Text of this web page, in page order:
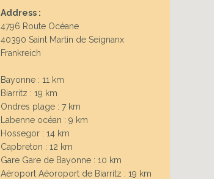
Address :
4796 Route Océane
40390 Saint Martin de Seignanx
Frankreich
Bayonne : 11 km
Biarritz : 19 km
Ondres plage : 7 km
Labenne océan : 9 km
Hossegor : 14 km
Capbreton : 12 km
Gare Gare de Bayonne : 10 km
Aéroport Aéoroport de Biarritz : 19 km